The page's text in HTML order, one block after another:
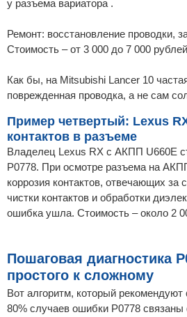
у разъема вариатора .
Ремонт: восстановление проводки,
Стоимость – от 3 000 до 7 000
Как бы, на Mitsubishi Lancer 10
поврежденная проводка, а не сам
Пример четвертый: Lexus
контактов в разъеме
Владелец Lexus RX с АКПП U660E
P0778. При осмотре разъема на
коррозия контактов, отвечающих за
чистки контактов и обработки
ошибка ушла. Стоимость – около 2
Пошаговая диагностика
простого к сложному
Вот алгоритм, который
80% случаев ошибки P0778 связаны